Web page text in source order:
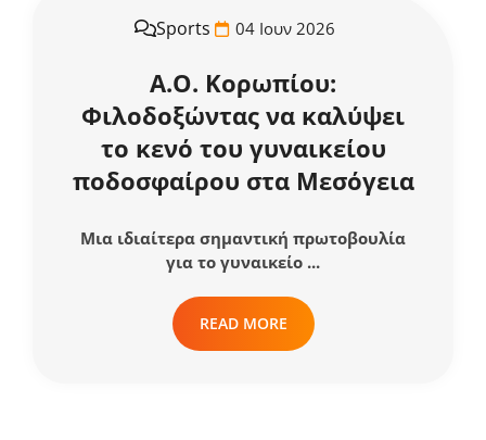
Sports 04 Ιουν 2026
Α.Ο. Κορωπίου:
Φιλοδοξώντας να καλύψει
το κενό του γυναικείου
ποδοσφαίρου στα Μεσόγεια
Μια ιδιαίτερα σημαντική πρωτοβουλία
για το γυναικείο ...
READ MORE